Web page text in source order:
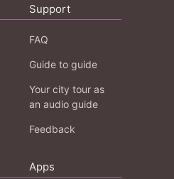
Support
FAQ
Guide to guide
Your city tour as
an audio guide
Feedback
Apps